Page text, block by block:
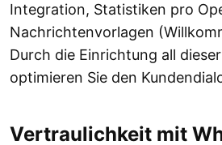
Integration, Statistiken pro
Nachrichtenvorlagen
Durch die Einrichtung all
optimieren Sie den
Vertraulichkeit mit